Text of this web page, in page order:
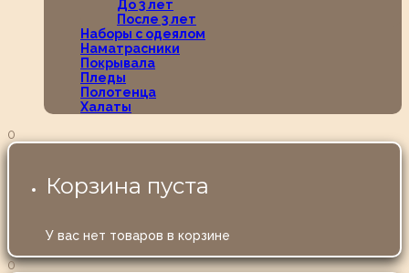
До 3 лет
После 3 лет
Наборы с одеялом
Наматрасники
Покрывала
Пледы
Полотенца
Халаты
0
Корзина пуста
У вас нет товаров в корзине
0